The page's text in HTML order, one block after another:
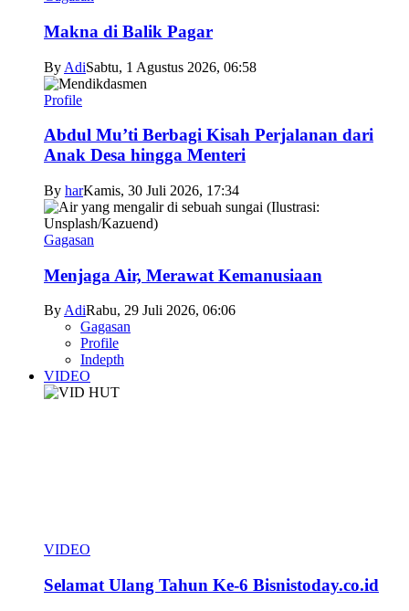
Makna di Balik Pagar
By AdiSabtu, 1 Agustus 2026, 06:58
Profile
Abdul Mu’ti Berbagi Kisah Perjalanan dari
Anak Desa hingga Menteri
By harKamis, 30 Juli 2026, 17:34
Gagasan
Menjaga Air, Merawat Kemanusiaan
ByAdiRabu, 29 Juli 2026, 06:06
Gagasan
Profile
Indepth
VIDEO
VIDEO
Selamat Ulang Tahun Ke-6 Bisnistoday.co.id